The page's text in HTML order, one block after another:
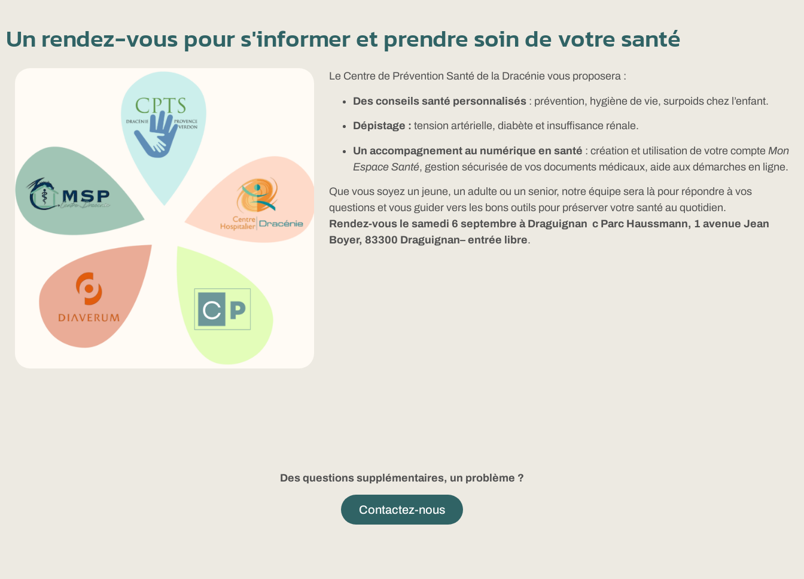
Un rendez-vous pour s'informer et prendre soin de votre santé
Le Centre de Prévention Santé de la Dracénie vous proposera :
Des conseils santé personnalisés: prévention, hygiène de vie, surpoids chez l’enfant.
Dépistage : tension artérielle, diabète et insuffisance rénale.
Un accompagnement au numérique en santé : création et utilisation de votre compte Mon
Espace Santé, gestion sécurisée de vos documents médicaux, aide aux démarches en ligne.
Que vous soyez un jeune, un adulte ou un senior, notre équipe sera là pour répondre à vos
questions et vous guider vers les bons outils pour préserver votre santé au quotidien.
Rendez-vous le samedi 6 septembre à Draguignan c Parc Haussmann, 1 avenue Jean
Boyer, 83300 Draguignan– entrée libre.
Des questions supplémentaires, un problème ?
Contactez-nous